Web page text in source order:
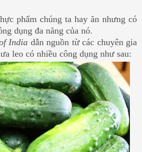
phẩm chúng ta hay ăn nhưng có
dụng đa năng của nó.
India dẫn nguồn từ các chuyên gia
leo có nhiều công dụng như sau: